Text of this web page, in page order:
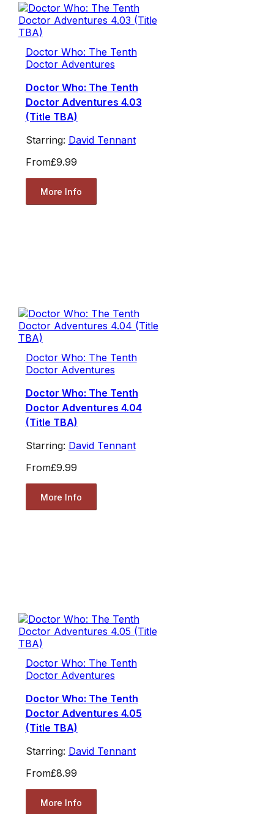
Doctor Who: The Tenth
Doctor Adventures
Doctor Who: The Tenth
Doctor Adventures 4.03
(Title TBA)
Starring: David Tennant
From£9.99
More Info
Doctor Who: The Tenth
Doctor Adventures
Doctor Who: The Tenth
Doctor Adventures 4.04
(Title TBA)
Starring: David Tennant
From£9.99
More Info
Doctor Who: The Tenth
Doctor Adventures
Doctor Who: The Tenth
Doctor Adventures 4.05
(Title TBA)
Starring: David Tennant
From£8.99
More Info